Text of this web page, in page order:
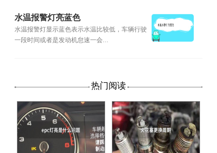
水温报警灯亮蓝色
水温报警灯显示蓝色表示水温比较低，车辆行驶
一段时间或者是发动机怠速一会...
热门阅读